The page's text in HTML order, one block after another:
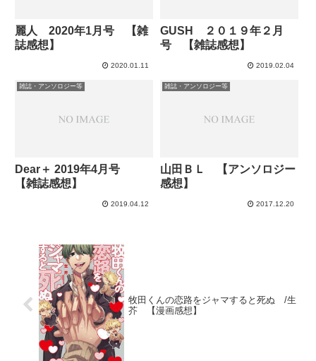
麗人 2020年1月号 【雑
誌感想】
2020.01.11
GUSH ２０１９年２月
号 【雑誌感想】
2019.02.04
雑誌・アンソロジー等
Dear＋ 2019年4月号
【雑誌感想】
2019.04.12
雑誌・アンソロジー等
山田ＢＬ 【アンソロジー
感想】
2017.12.20
牧田くんの恋路をジャマすると死ぬ /生
芥 【漫画感想】